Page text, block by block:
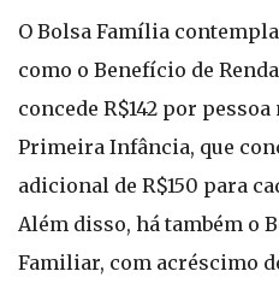
O Bolsa Família
como o Benefício de
concede R$142 por
Primeira Infância, que
adicional de R$150 para
Além disso, há também o
Familiar, com acréscimo